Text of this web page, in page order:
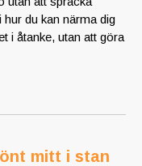
du kan närma dig
i åtanke, utan att göra
mitt i stan